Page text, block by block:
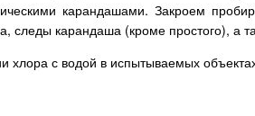
карандашами. Закроем
следы карандаша (кроме простого), а
хлора с водой в испытываемых